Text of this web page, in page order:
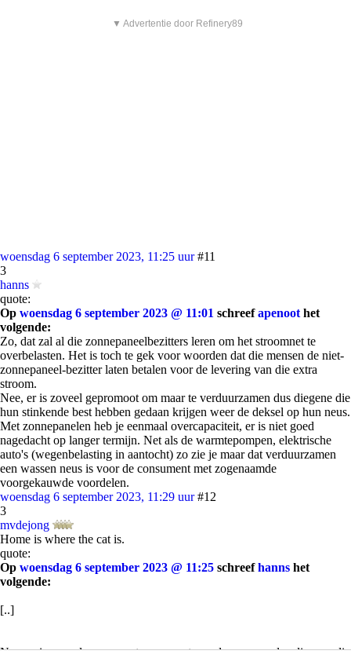
▼ Advertentie door Refinery89
woensdag 6 september 2023, 11:25 uur #11
3
hanns
quote:
Op woensdag 6 september 2023 @ 11:01 schreefapenoot het
volgende:
Zo, dat zal al die zonnepaneelbezitters leren om het stroomnet te
overbelasten. Het is toch te gek voor woorden dat die mensen de niet-
zonnepaneel-bezitter laten betalen voor de levering van die extra
stroom.
Nee, er is zoveel gepromoot om maar te verduurzamen dus diegene die
hun stinkende best hebben gedaan krijgen weer de deksel op hun neus.
Met zonnepanelen heb je eenmaal overcapaciteit, er is niet goed
nagedacht op langer termijn. Net als de warmtepompen, elektrische
auto's (wegenbelasting in aantocht) zo zie je maar dat verduurzamen
een wassen neus is voor de consument met zogenaamde
voorgekauwde voordelen.
woensdag 6 september 2023, 11:29 uur #12
3
mvdejong
Home is where the cat is.
quote:
Op woensdag 6 september 2023 @ 11:25 schreefhanns het
volgende:
[..]
Nee, er is zoveel gepromoot om maar te verduurzamen dus diegene die